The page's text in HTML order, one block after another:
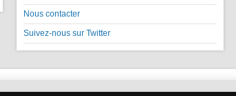
Nous contacter
Suivez-nous sur Twitter